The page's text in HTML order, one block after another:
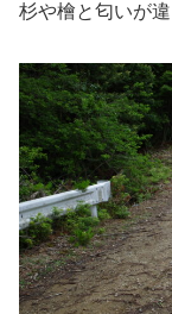
杉や檜と匂いが